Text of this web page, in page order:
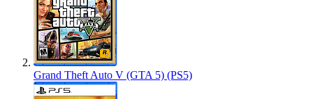
Grand Theft Auto V (GTA 5) (PS5)